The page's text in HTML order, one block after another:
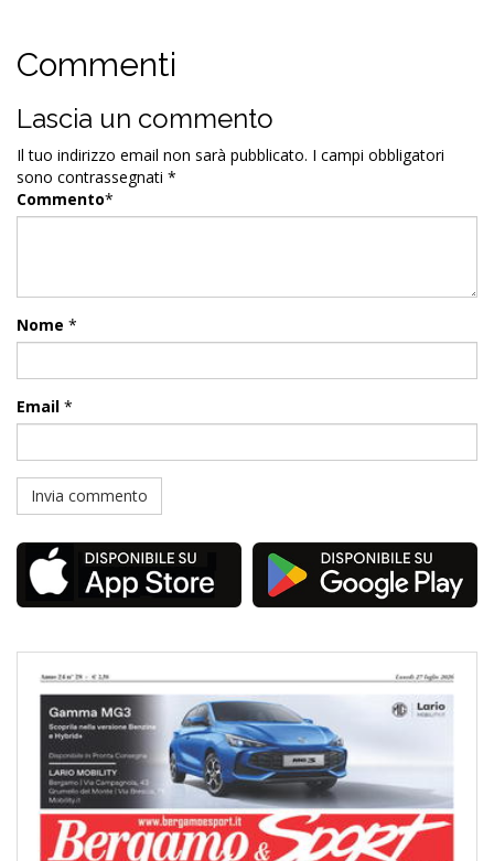
Commenti
Lascia un commento
Il tuo indirizzo email non sarà pubblicato. I campi obbligatori
sono contrassegnati *
Commento*
Nome *
Email *